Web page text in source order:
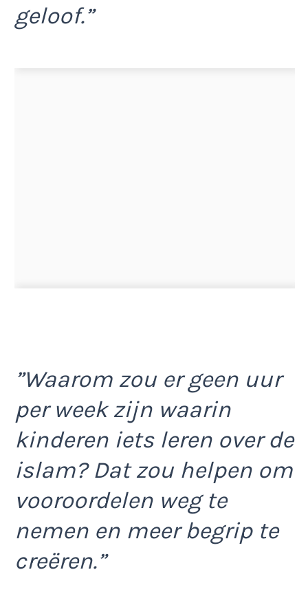
geloof.”
”Waarom zou er geen uur
per week zijn waarin
kinderen iets leren over de
islam? Dat zou helpen om
vooroordelen weg te
nemen en meer begrip te
creëren.”